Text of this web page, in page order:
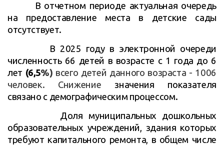
В отчетном периоде актуальная очередь
на предоставление места в детские сады
отсутствует.
В 2025 году в электронной очереди
численность 66 детей в возрасте с 1 года до 6
лет (6,5%) всего детей данного возраста - 1006
человек. Снижение значения показателя
связано с демографическим процессом.
Доля муниципальных дошкольных
образовательных учреждений, здания которых
требуют капитального ремонта, в общем числе